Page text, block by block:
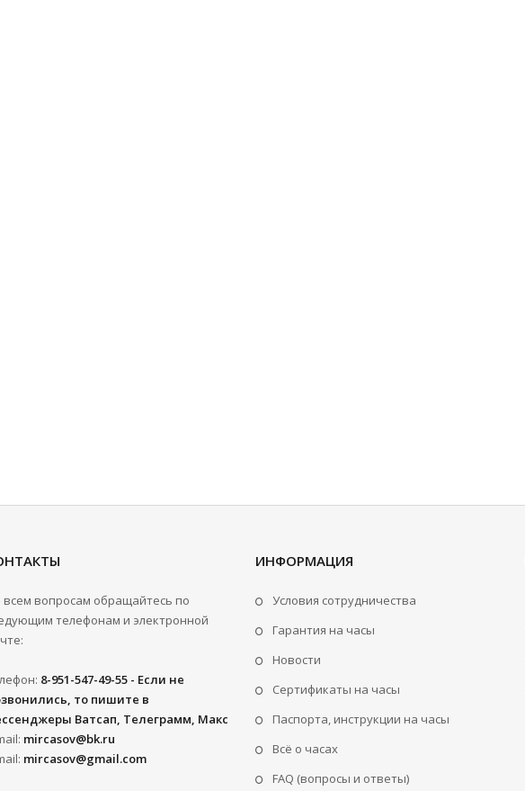
всем вопросам обращайтесь по
телефонам и электронной
8-951-547-49-55 - Если не
то пишите в
Ватсап, Телеграмм, Макс
mircasov@bk.ru
mircasov@gmail.com
ИНФОРМАЦИЯ
Условия сотрудничества
Гарантия на часы
Новости
Сертификаты на часы
Паспорта, инструкции на часы
Всё о часах
FAQ (вопросы и ответы)